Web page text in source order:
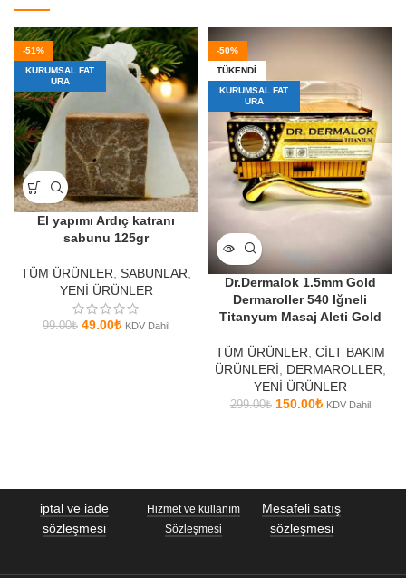
-51%
KURUMSAL FAT
URA
El yapımı Ardıç katranı
sabunu 125gr
TÜM ÜRÜNLER SABUNLAR
YENİ ÜRÜNLER
99.00₺ 49.00₺ KDV Dahil
-50%
TÜKENDI
KURUMSAL FAT
URA
Dr.Dermalok 1.5mm Gold
Dermaroller 540 Iğneli
Titanyum Masaj Aleti Gold
TÜM ÜRÜNLER CİLT BAKIM
ÜRÜNLERİ
DERMAROLLER
YENİ ÜRÜNLER
299.00₺ 150.00₺ KDV Dahil
iptal ve iade
sözleşmesi
Hizmet ve kullanım
Sözleşmesi
Mesafeli satış
sözleşmesi